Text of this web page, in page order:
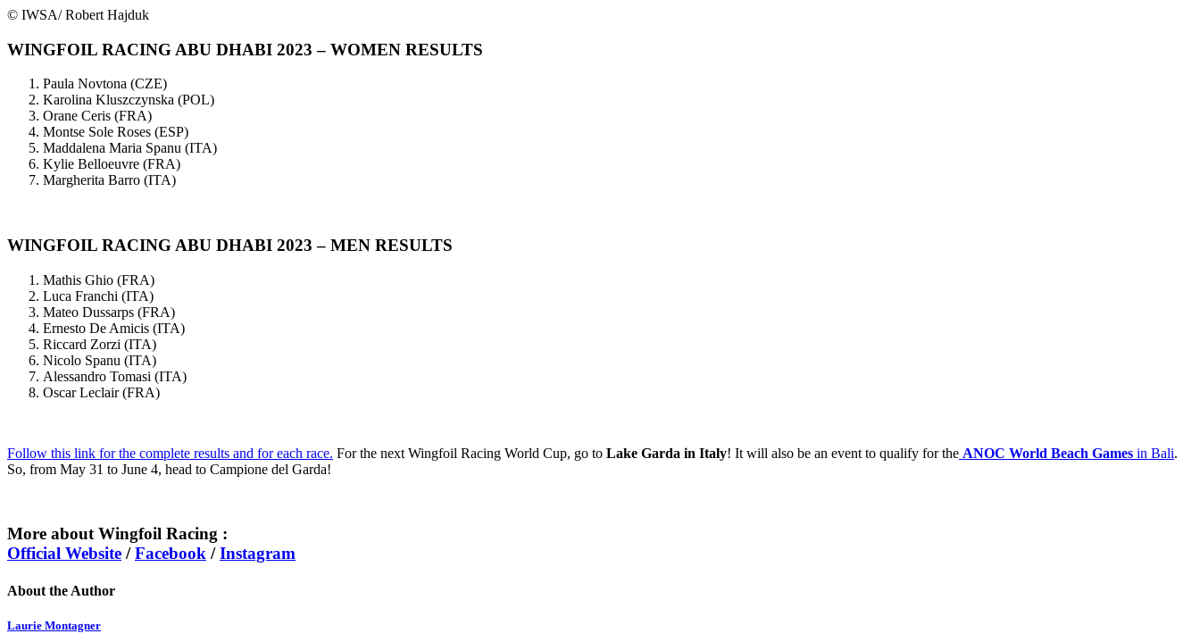
© IWSA/ Robert Hajduk
WINGFOIL RACING ABU DHABI 2023 – WOMEN RESULTS
Paula Novtona (CZE)
Karolina Kluszczynska (POL)
Orane Ceris (FRA)
Montse Sole Roses (ESP)
Maddalena Maria Spanu (ITA)
Kylie Belloeuvre (FRA)
Margherita Barro (ITA)
WINGFOIL RACING ABU DHABI 2023 – MEN RESULTS
Mathis Ghio (FRA)
Luca Franchi (ITA)
Mateo Dussarps (FRA)
Ernesto De Amicis (ITA)
Riccard Zorzi (ITA)
Nicolo Spanu (ITA)
Alessandro Tomasi (ITA)
Oscar Leclair (FRA)
Follow this link for the complete results and for each race. For the next Wingfoil Racing World Cup, go to Lake Garda in Italy! It will also be an event to qualify for the ANOC World Beach Games in Bali.
So, from May 31 to June 4, head to Campione del Garda!
More about Wingfoil Racing :
Official Website /Facebook /Instagram
About the Author
Laurie Montagner